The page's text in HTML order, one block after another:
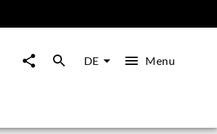
DE Menu